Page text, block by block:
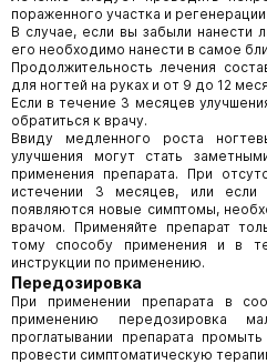
пораженного участка и
В случае, если вы забыли нанести
его необходимо нанести в самое
Продолжительность лечения
для ногтей на руках и от 9 до 12
Если в течение 3 месяцев
обратиться к врачу.
Ввиду медленного роста
улучшения могут стать
применения препарата. При
истечении 3 месяцев, или если
появляются новые симптомы,
врачом. Применяйте препарат
тому способу применения и в
инструкции по применению.
Передозировка
При применении препарата в
применению передозировка
проглатывании препарата
провести симптоматическую